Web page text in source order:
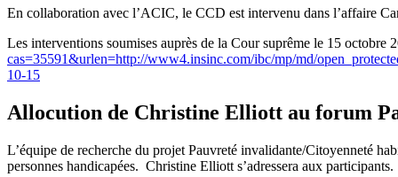
En collaboration avec l’ACIC, le CCD est intervenu dans l’affaire
Les interventions soumises auprès de la Cour suprême le 15 octobre
cas=35591&urlen=http://www4.insinc.com/ibc/mp/md/
10-15
Allocution de Christine Elliott au forum
L’équipe de recherche du projet Pauvreté invalidante/Citoyenneté
personnes handicapées. Christine Elliott s’adressera aux participants.